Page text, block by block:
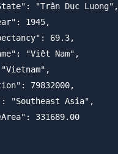
"Trân Duc Luong",
1945,
69.3,
"Viêt Nam",
79832000,
"Southeast Asia",
331689.00